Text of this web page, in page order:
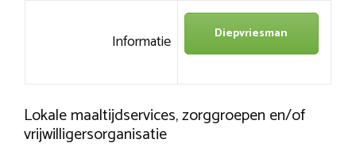
Informatie Diepvriesman
Lokale maaltijdservices, zorggroepen en/of
vrijwilligersorganisatie